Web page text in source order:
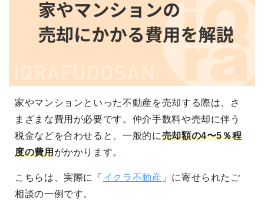
家やマンションといった不動産を売却する際は、さ
まざまな費用が必要です。仲介手数料や売却に伴う
税金などを合わせると、一般的に売却額の4〜5％程
度の費用がかかります。
こちらは、実際に「 イクラ不動産 」に寄せられたご
相談の一例です。